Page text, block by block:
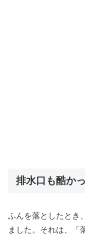
排水口も酷か
ふんを落としたとき
ました。それは、「